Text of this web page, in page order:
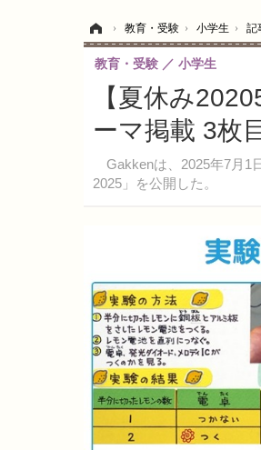
› 教育・受験 › 小学生 › 記
【夏休み
ーマ掲載 3枚
Gakkenは、2025年7月1
2025」を公開した。
教育・受験 小学生